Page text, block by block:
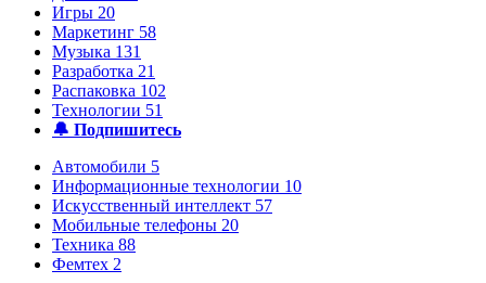
Игры 20
Маркетинг 58
Музыка 131
Разработка 21
Распаковка 102
Технологии 51
🔔 Подпишитесь
Автомобили 5
Информационные технологии 10
Искусственный интеллект 57
Мобильные телефоны 20
Техника 88
Фемтех 2